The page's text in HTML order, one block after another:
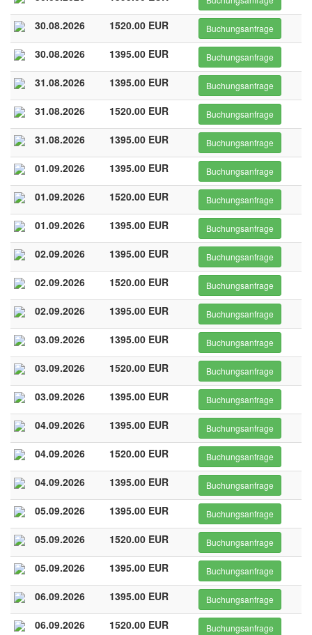
30.08.2026 1520.00 EUR Buchungsanfrage
30.08.2026 1395.00 EUR Buchungsanfrage
31.08.2026 1395.00 EUR Buchungsanfrage
31.08.2026 1520.00 EUR Buchungsanfrage
31.08.2026 1395.00 EUR Buchungsanfrage
01.09.2026 1395.00 EUR Buchungsanfrage
01.09.2026 1520.00 EUR Buchungsanfrage
01.09.2026 1395.00 EUR Buchungsanfrage
02.09.2026 1395.00 EUR Buchungsanfrage
02.09.2026 1520.00 EUR Buchungsanfrage
02.09.2026 1395.00 EUR Buchungsanfrage
03.09.2026 1395.00 EUR Buchungsanfrage
03.09.2026 1520.00 EUR Buchungsanfrage
03.09.2026 1395.00 EUR Buchungsanfrage
04.09.2026 1395.00 EUR Buchungsanfrage
04.09.2026 1520.00 EUR Buchungsanfrage
04.09.2026 1395.00 EUR Buchungsanfrage
05.09.2026 1395.00 EUR Buchungsanfrage
05.09.2026 1520.00 EUR Buchungsanfrage
05.09.2026 1395.00 EUR Buchungsanfrage
06.09.2026 1395.00 EUR Buchungsanfrage
06.09.2026 1520.00 EUR Buchungsanfrage